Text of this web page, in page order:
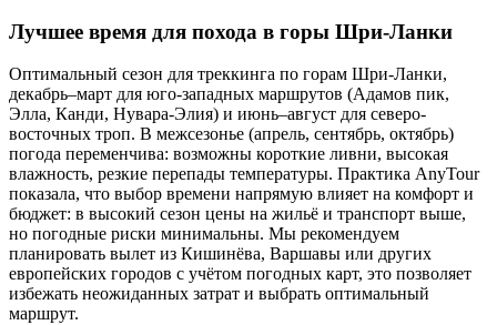
Лучшее время для похода в горы Шри-Ланки
Оптимальный сезон для треккинга по горам Шри-Ланки,
декабрь–март для юго-западных маршрутов (Адамов пик,
Элла, Канди, Нувара-Элия) и июнь–август для северо-
восточных троп. В межсезонье (апрель, сентябрь, октябрь)
погода переменчива: возможны короткие ливни, высокая
влажность, резкие перепады температуры. Практика AnyTour
показала, что выбор времени напрямую влияет на комфорт и
бюджет: в высокий сезон цены на жильё и транспорт выше,
но погодные риски минимальны. Мы рекомендуем
планировать вылет из Кишинёва, Варшавы или других
европейских городов с учётом погодных карт, это позволяет
избежать неожиданных затрат и выбрать оптимальный
маршрут.